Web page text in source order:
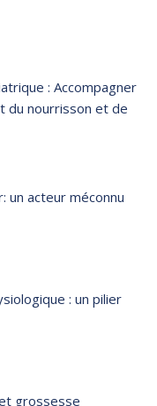
: Accompagner
du nourrisson et de
un acteur méconnu
: un pilier
grossesse